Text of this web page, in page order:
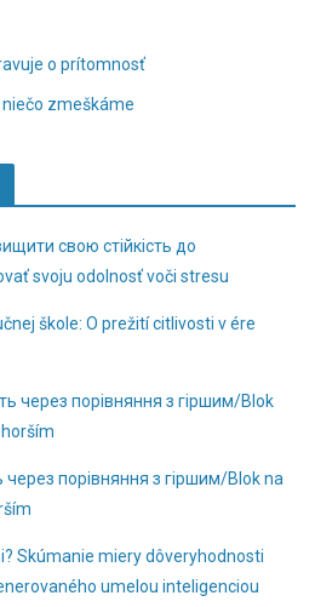
o prítomnosť
zmeškáme
свою стійкість до
svoju odolnosť voči stresu
škole: O prežití citlivosti v ére
через порівняння з гіршим/Blok
через порівняння з гіршим/Blok na
Skúmanie miery dôveryhodnosti
umelou inteligenciou